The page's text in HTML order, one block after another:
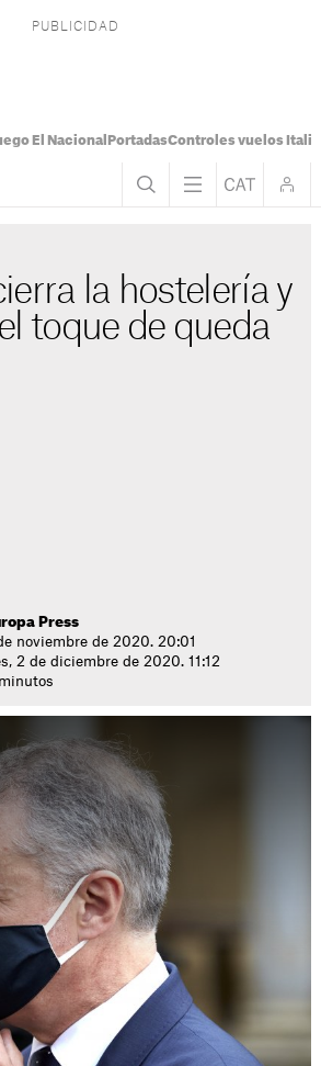
El Nacional PortadasControles vuelos Italia
la hostelería y
toque de queda
Press
noviembre de 2020. 20:01
2 de diciembre de 2020. 11:12